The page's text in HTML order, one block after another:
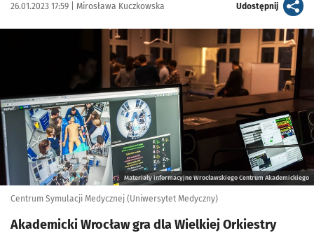
Data publikacji:
26.01.2023 17:59 | Autor:
Mirosława Kuczkowska Udostępnijartykuł
Kliknij, aby powiększyć
Materiały informacyjne Wrocławskiego Centrum Akademickiego
Centrum Symulacji Medycznej (Uniwersytet Medyczny)
Akademicki Wrocław gra dla Wielkiej Orkiestry